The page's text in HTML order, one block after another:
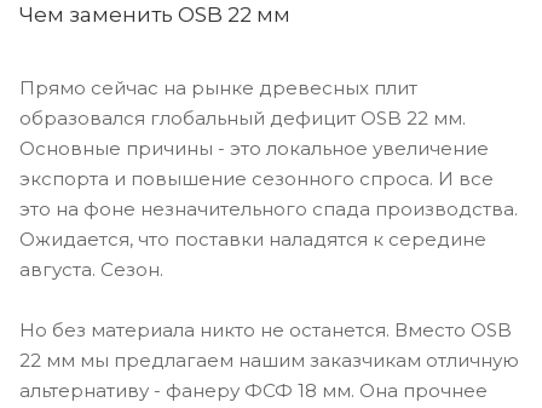
Чем заменить OSB 22 мм
Прямо сейчас на рынке древесных плит
образовался глобальный дефицит OSB 22 мм.
Основные причины - это локальное увеличение
экспорта и повышение сезонного спроса. И все
это на фоне незначительного спада производства.
Ожидается, что поставки наладятся к середине
августа. Сезон.
Но без материала никто не останется. Вместо OSB
22 мм мы предлагаем нашим заказчикам отличную
альтернативу - фанеру ФСФ 18 мм. Она прочнее